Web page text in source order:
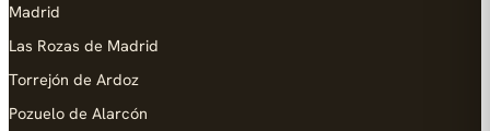
Madrid
Las Rozas de Madrid
Torrejón de Ardoz
Pozuelo de Alarcón